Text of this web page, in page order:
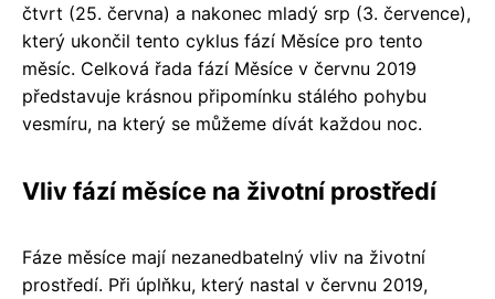
čtvrt (25. června) a nakonec mladý srp (3. července),
který ukončil tento cyklus fází Měsíce pro tento
měsíc. Celková řada fází Měsíce v červnu 2019
představuje krásnou připomínku stálého pohybu
vesmíru, na který se můžeme dívát každou noc.
Vliv fází měsíce na životní prostředí
Fáze měsíce mají nezanedbatelný vliv na životní
prostředí. Při úplňku, který nastal v červnu 2019,